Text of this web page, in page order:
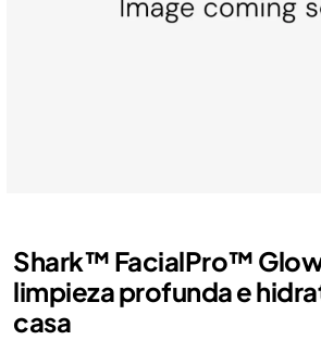
Shark™ FacialPro™
limpieza profunda e
casa